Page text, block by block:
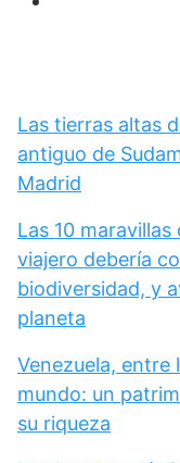
Las tierras altas
antiguo de
Madrid
Las 10
viajero debería
biodiversidad, y
planeta
Venezuela, entre
mundo: un
su riqueza